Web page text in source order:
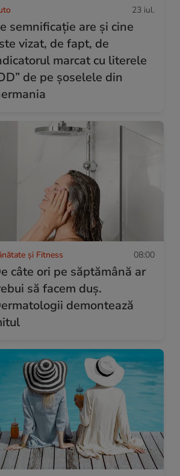
23 iul.
semnificație are și cine
vizat, de fapt, de
marcat cu literele
de pe șoselele din
și Fitness 08:00
câte ori pe săptămână ar
să facem duș.
demontează